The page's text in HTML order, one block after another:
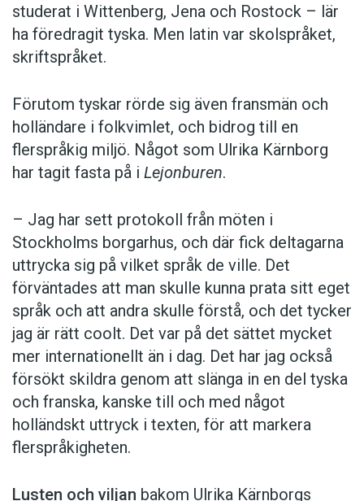
studerat i Wittenberg, Jena och Rostock – lär
ha föredragit tyska. Men latin var skolspråket,
skriftspråket.
Förutom tyskar rörde sig även fransmän och
holländare i folkvimlet, och bidrog till en
flerspråkig miljö. Något som Ulrika Kärnborg
har tagit fasta på i Lejonburen.
– Jag har sett protokoll från möten i
Stockholms borgarhus, och där fick deltagarna
uttrycka sig på vilket språk de ville. Det
förväntades att man skulle kunna prata sitt eget
språk och att andra skulle förstå, och det tycker
jag är rätt coolt. Det var på det sättet mycket
mer internationellt än i dag. Det har jag också
försökt skildra genom att slänga in en del tyska
och franska, kanske till och med något
holländskt uttryck i texten, för att markera
flerspråkigheten.
Lusten och viljan bakom Ulrika Kärnborgs